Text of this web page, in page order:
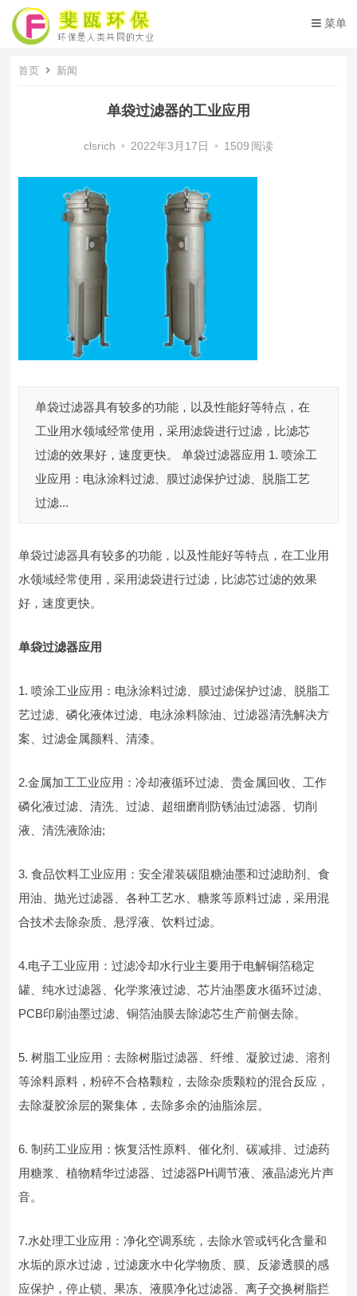
菜单
首页 新闻
单袋过滤器的工业应用
clsrich • 2022年3月17日 • 1509 阅读
单袋过滤器具有较多的功能，以及性能好等特点，在
工业用水领域经常使用，采用滤袋进行过滤，比滤芯
过滤的效果好，速度更快。 单袋过滤器应用 1. 喷涂工
业应用：电泳涂料过滤、膜过滤保护过滤、脱脂工艺
过滤...
单袋过滤器具有较多的功能，以及性能好等特点，在工业用
水领域经常使用，采用滤袋进行过滤，比滤芯过滤的效果
好，速度更快。
单袋过滤器应用
1. 喷涂工业应用：电泳涂料过滤、膜过滤保护过滤、脱脂工
艺过滤、磷化液体过滤、电泳涂料除油、过滤器清洗解决方
案、过滤金属颜料、清漆。
2.金属加工工业应用：冷却液循环过滤、贵金属回收、工作
磷化液过滤、清洗、过滤、超细磨削防锈油过滤器、切削
液、清洗液除油;
3. 食品饮料工业应用：安全灌装碳阻糖油墨和过滤助剂、食
用油、抛光过滤器、各种工艺水、糖浆等原料过滤，采用混
合技术去除杂质、悬浮液、饮料过滤。
4.电子工业应用：过滤冷却水行业主要用于电解铜箔稳定
罐、纯水过滤器、化学浆液过滤、芯片油墨废水循环过滤、
PCB印刷油墨过滤、铜箔油膜去除滤芯生产前侧去除。
5. 树脂工业应用：去除树脂过滤器、纤维、凝胶过滤、溶剂
等涂料原料，粉碎不合格颗粒，去除杂质颗粒的混合反应，
去除凝胶涂层的聚集体，去除多余的油脂涂层。
6. 制药工业应用：恢复活性原料、催化剂、碳减排、过滤药
用糖浆、植物精华过滤器、过滤器PH调节液、液晶滤光片声
音。
7.水处理工业应用：净化空调系统，去除水管或钙化含量和
水垢的原水过滤，过滤废水中化学物质、膜、反渗透膜的感
应保护，停止锁、果冻、液膜净化过滤器、离子交换树脂拦